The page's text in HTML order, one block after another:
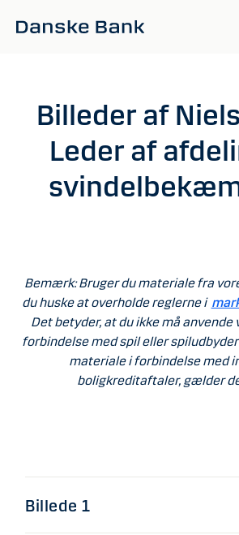
Billeder af
Leder af
Bemærk: Bruger du materiale fra
du huske at overholde reglerne i
Det betyder, at du ikke må
forbindelse med spil eller
materiale i forbindelse med
boligkreditaftaler, gælder
Billede 1